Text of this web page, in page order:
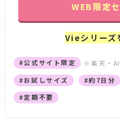
WEB限定
Vieシリーズ
#公式サイト限定
※楽天・
#お試しサイズ
#約7日分
#定期不要